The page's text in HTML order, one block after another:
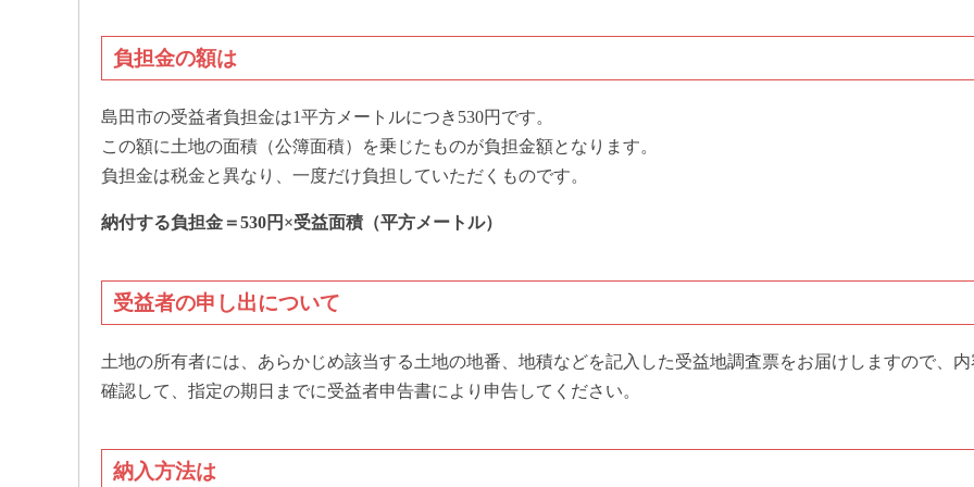
負担金の額は
島田市の受益者負担金は1平方メートルにつき530円です。
この額に土地の面積（公簿面積）を乗じたものが負担金額となります。
負担金は税金と異なり、一度だけ負担していただくものです。
納付する負担金＝530円×受益面積（平方メートル）
受益者の申し出について
土地の所有者には、あらかじめ該当する土地の地番、地積などを記入した受益地調査票をお届けしますので、
確認して、指定の期日までに受益者申告書により申告してください。
納入方法は